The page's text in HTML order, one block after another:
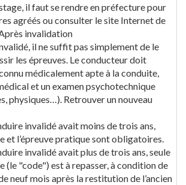
il faut se rendre en préfecture pour
agréés ou consulter le site Internet de
invalidation
il ne suffit pas simplement de le
les épreuves. Le conducteur doit
médicalement apte à la conduite,
et un examen psychotechnique
physiques…). Retrouver un nouveau
invalidé avait moins de trois ans,
et l’épreuve pratique sont obligatoires.
invalidé avait plus de trois ans, seule
(le "code") est à repasser, à condition de
neuf mois après la restitution de l’ancien